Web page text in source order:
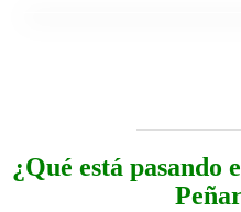
¿Qué está pasando